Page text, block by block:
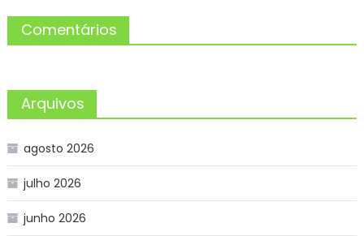
Comentários
Arquivos
agosto 2026
julho 2026
junho 2026